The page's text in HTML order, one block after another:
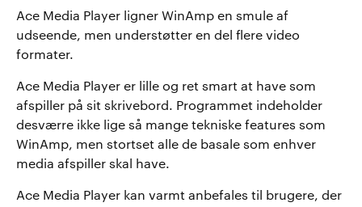
Ace Media Player ligner WinAmp en smule af
udseende, men understøtter en del flere video
formater.
Ace Media Player er lille og ret smart at have som
afspiller på sit skrivebord. Programmet indeholder
desværre ikke lige så mange tekniske features som
WinAmp, men stortset alle de basale som enhver
media afspiller skal have.
Ace Media Player kan varmt anbefales til brugere, der